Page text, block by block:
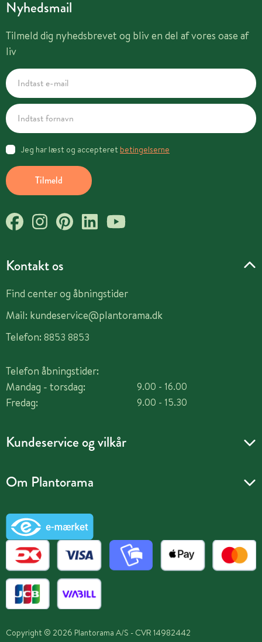
Kontakt os
Find center og åbningstider
Mail: kundeservice@plantorama.dk
Telefon: 8853 8853
Telefon åbningstider:
Mandag - torsdag:
Fredag:
9.00 - 16.00
9.00 - 15.30
Kundeservice og vilkår
Om Plantorama
Nyhedsmail
Tilmeld dig nyhedsbrevet og bliv en del af vores oase af
liv
Tilmeld
Jeg har læst og accepteret betingelserne
Copyright © 2026 Plantorama A/S - CVR 14982442